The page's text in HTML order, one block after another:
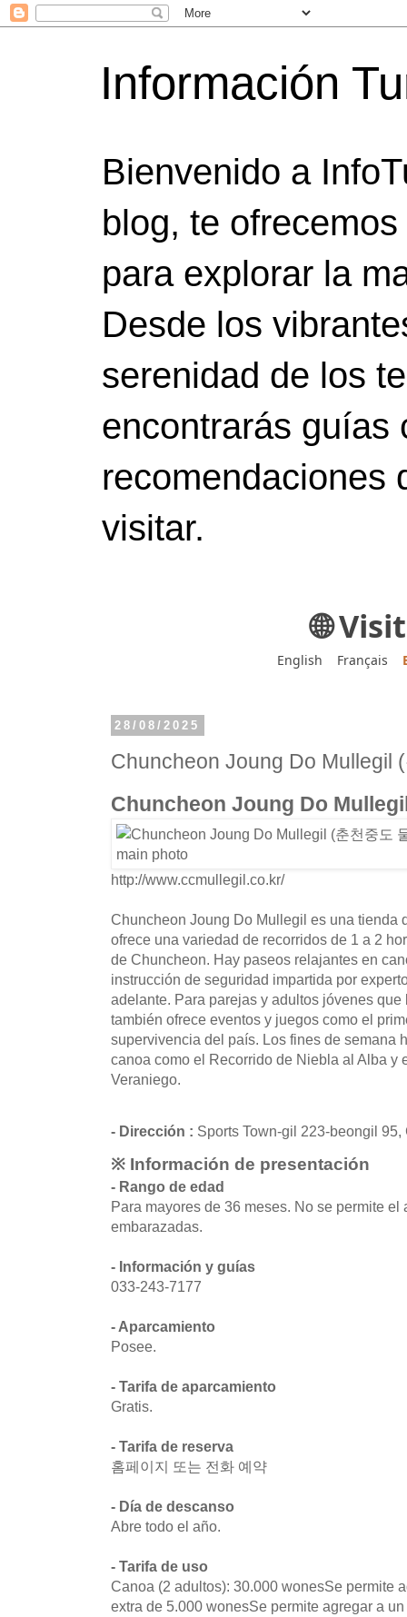
Información
Bienvenido a
blog, te
para explorar la
Desde los
serenidad de los
encontrarás guías
recomendaciones
visitar.
🌐
English Français
28/08/2025
Chuncheon Joung Do Mullegil
Chuncheon Joung Do
http://www.ccmullegil.co.kr/
Chuncheon Joung Do Mullegil es una tienda
ofrece una variedad de recorridos de 1 a 2
de Chuncheon. Hay paseos relajantes en
instrucción de seguridad impartida por
adelante. Para parejas y adultos jóvenes
también ofrece eventos y juegos como el
supervivencia del país. Los fines de semana
canoa como el Recorrido de Niebla al Alba y
Veraniego.
- Dirección : Sports Town-gil 223-beongil
※ Información de presentación
- Rango de edad
Para mayores de 36 meses. No se permite el
embarazadas.
- Información y guías
033-243-7177
- Aparcamiento
Posee.
- Tarifa de aparcamiento
Gratis.
- Tarifa de reserva
홈페이지 또는 전화 예약
- Día de descanso
Abre todo el año.
- Tarifa de uso
Canoa (2 adultos): 30.000 wonesSe permite
extra de 5.000 wonesSe permite agregar a